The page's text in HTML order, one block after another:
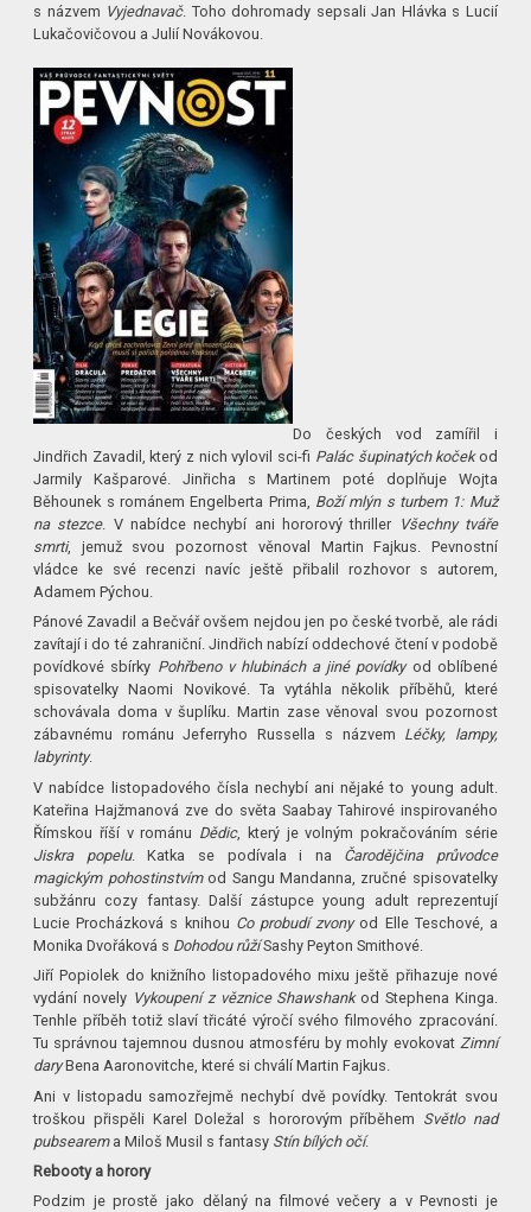
s názvem Vyjednavač. Toho dohromady sepsali Jan Hlávka s Lucií
Lukačovičovou a Julií Novákovou.
Do českých vod zamířil i
Jindřich Zavadil, který z nich vylovil sci-fi Palác šupinatých kočekod
Jarmily Kašparové. Jinřicha s Martinem poté doplňuje Wojta
Běhounek s románem Engelberta Prima, Boží mlýn s turbem 1: Muž
na stezce. V nabídce nechybí ani hororový thriller Všechny tváře
smrti, jemuž svou pozornost věnoval Martin Fajkus. Pevnostní
vládce ke své recenzi navíc ještě přibalil rozhovor s autorem,
Adamem Pýchou.
Pánové Zavadil a Bečvář ovšem nejdou jen po české tvorbě, ale rádi
zavítají i do té zahraniční. Jindřich nabízí oddechové čtení v podobě
povídkové sbírky Pohřbeno v hlubinách a jiné povídky od oblíbené
spisovatelky Naomi Novikové. Ta vytáhla několik příběhů, které
schovávala doma v šuplíku. Martin zase věnoval svou pozornost
zábavnému románu Jeferryho Russella s názvem Léčky, lampy,
labyrinty.
V nabídce listopadového čísla nechybí ani nějaké to young adult.
Kateřina Hajžmanová zve do světa Saabay Tahirové inspirovaného
Římskou říší v románu Dědic, který je volným pokračováním série
Jiskra popelu. Katka se podívala i na Čarodějčina průvodce
magickým pohostinstvímod Sangu Mandanna, zručné spisovatelky
subžánru cozy fantasy. Další zástupce young adult reprezentují
Lucie Procházková s knihou Co probudí zvonyod Elle Teschové, a
Monika Dvořáková s Dohodou růžíSashy Peyton Smithové.
Jiří Popiolek do knižního listopadového mixu ještě přihazuje nové
vydání novely Vykoupení z věznice Shawshankod Stephena Kinga.
Tenhle příběh totiž slaví třicáté výročí svého filmového zpracování.
Tu správnou tajemnou dusnou atmosféru by mohly evokovat Zimní
daryBena Aaronovitche, které si chválí Martin Fajkus.
Ani v listopadu samozřejmě nechybí dvě povídky. Tentokrát svou
troškou přispěli Karel Doležal s hororovým příběhem Světlo nad
pubsearem a Miloš Musil s fantasy Stín bílých očí.
Rebooty a horory
Podzim je prostě jako dělaný na filmové večery a v Pevnosti je